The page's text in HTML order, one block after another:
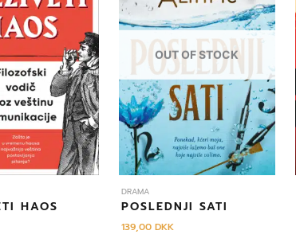
HAOS
OUT OF STOCK
DRAMA
POSLEDNJI SATI
139,00 DKK